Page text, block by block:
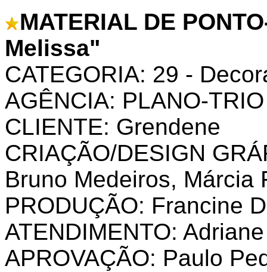
MATERIAL DE
Melissa"
CATEGORIA: 29 -
AGÊNCIA: PLANO-TRIO
CLIENTE: Grendene
CRIAÇÃO/DESIGN
Bruno Medeiros, Márcia
PRODUÇÃO: Francine
ATENDIMENTO:
APROVAÇÃO: Paulo